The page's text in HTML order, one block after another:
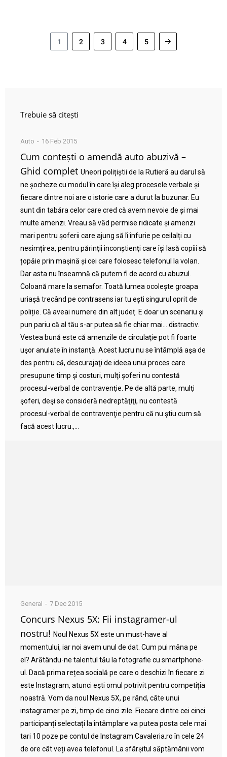
1 2 3 4 5
Trebuie să citești
Auto 16 Feb 2015
Cum contești o amendă auto abuzivă –
Ghid complet Uneori polițiștii de la Rutieră au darul să
ne șocheze cu modul în care își aleg procesele verbale și
fiecare dintre noi are o istorie care a durut la buzunar. Eu
sunt din tabăra celor care cred că avem nevoie de și mai
multe amenzi. Vreau să văd permise ridicate și amenzi
mari pentru șoferii care ajung să îi înfurie pe ceilalți cu
nesimțirea, pentru părinții inconștienți care își lasă copiii să
țopăie prin mașină și cei care folosesc telefonul la volan.
Dar asta nu înseamnă că putem fi de acord cu abuzul.
Coloană mare la semafor. Toată lumea ocolește groapa
uriașă trecând pe contrasens iar tu ești singurul oprit de
poliție. Că aveai numere din alt județ. E doar un scenariu și
pun pariu că al tău s-ar putea să fie chiar mai… distractiv.
Vestea bună este că amenzile de circulaţie pot fi foarte
uşor anulate în instanţă. Acest lucru nu se întâmplă aşa de
des pentru că, descurajaţi de ideea unui proces care
presupune timp şi costuri, mulţi şoferi nu contestă
procesul-verbal de contravenţie. Pe de altă parte, mulţi
şoferi, deşi se consideră nedreptăţiţi, nu contestă
procesul-verbal de contravenţie pentru că nu ştiu cum să
facă acest lucru.,...
General 7 Dec 2015
Concurs Nexus 5X: Fii instagramer-ul
nostru! Noul Nexus 5X este un must-have al
momentului, iar noi avem unul de dat. Cum pui mâna pe
el? Arătându-ne talentul tău la fotografie cu smartphone-
ul. Dacă prima rețea socială pe care o deschizi în fiecare zi
este Instagram, atunci ești omul potrivit pentru competiția
noastră. Vom da noul Nexus 5X, pe rând, câte unui
instagramer pe zi, timp de cinci zile. Fiecare dintre cei cinci
participanți selectați la întâmplare va putea posta cele mai
tari 10 poze pe contul de Instagram Cavaleria.ro în cele 24
de ore cât veți avea telefonul. La sfârșitul săptămânii vom